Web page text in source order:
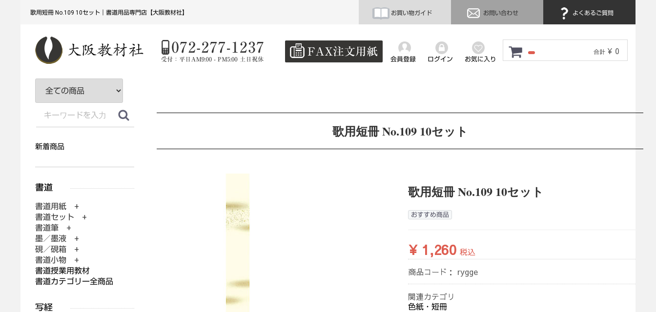
歌用短冊 No.109 10セット｜書道用品専門店【大阪教材社】 お買い物ガイド お問い合わせ よくあるご質問
合計 ¥ 0
会員登録 ログイン お気に入り
歌用短冊 No.109 10セット
歌用短冊 No.109 10セット
おすすめ商品
¥ 1,260 税込
商品コード： rygge
関連カテゴリ
色紙・短冊
新着商品
書道用紙 +
書道セット +
書道筆 +
墨／墨液 +
硯／硯箱 +
書道小物 +
書道授業用教材
書道カテゴリー全商品